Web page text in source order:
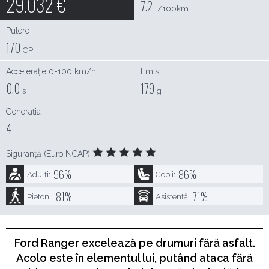
7.2 l/100km
Putere
170 CP
Accelerație 0-100 km/h
0.0 s
Emisii
179 g
Generația
4
Siguranță (Euro NCAP)
Adulți: 96% Copii: 86%
Pietoni: 81% Asistență: 71%
Ford Ranger excelează pe drumuri fără asfalt.
Acolo este în elementul lui, putând ataca fără